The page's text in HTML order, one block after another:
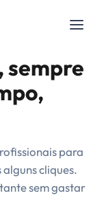
sempre
para
cliques.
sem gastar